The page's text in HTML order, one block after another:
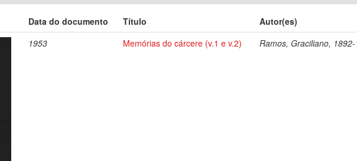
Data do documento Título
Autor(es)
1953
Memórias do cárcere (v.1 e v.2) Ramos, Graciliano,